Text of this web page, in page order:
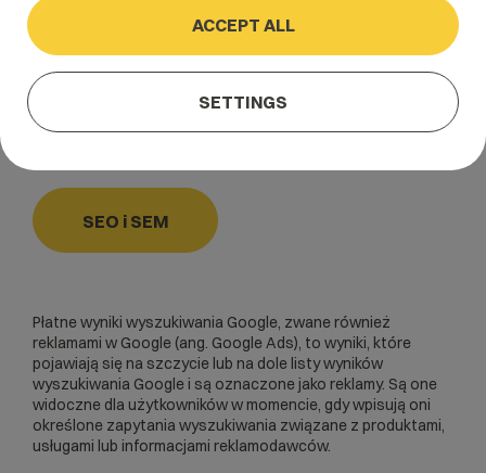
Home/Dictionary/SEO i SEM/Płatne wyniki wyszukiwania
Płatne wyniki wyszukiwania
SEO i SEM
Płatne wyniki wyszukiwania Google, zwane również
reklamami w Google (ang. Google Ads), to wyniki, które
pojawiają się na szczycie lub na dole listy wyników
wyszukiwania Google i są oznaczone jako reklamy. Są one
widoczne dla użytkowników w momencie, gdy wpisują oni
określone zapytania wyszukiwania związane z produktami,
usługami lub informacjami reklamodawców.
ACCEPT ALL
SETTINGS